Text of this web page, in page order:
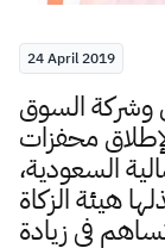
24 April 2019
وشركة السوق
محفزات
السعودية،
هيئة الزكاة
في زيادة